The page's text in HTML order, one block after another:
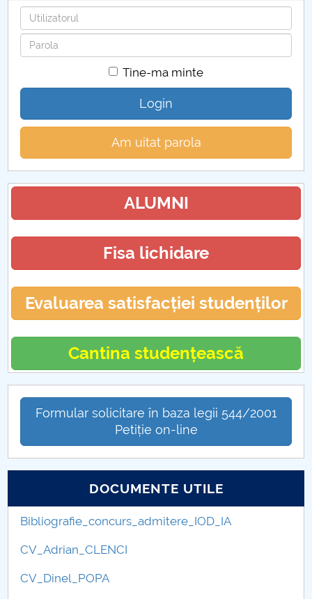
Utilizatorul
Parola
Tine-ma minte
Login
Am uitat parola
ALUMNI
Fisa lichidare
Evaluarea satisfacției studenților
Cantina studențească
Formular solicitare în baza legii 544/2001
Petiție on-line
DOCUMENTE UTILE
Bibliografie_concurs_admitere_IOD_IA
CV_Adrian_CLENCI
CV_Dinel_POPA